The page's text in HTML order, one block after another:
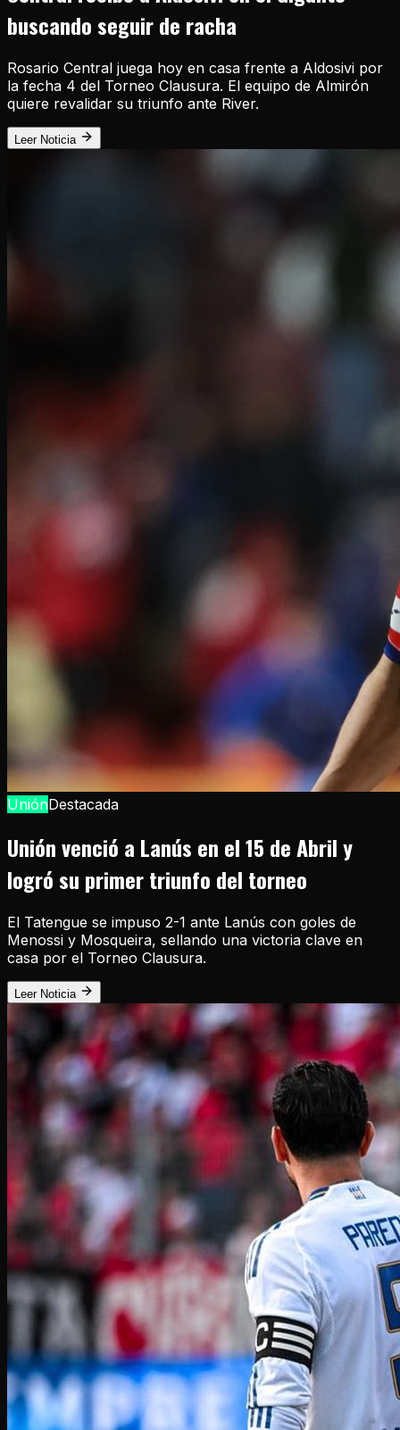
buscando seguir de racha
Rosario Central juega hoy en casa frente a Aldosivi por
la fecha 4 del Torneo Clausura. El equipo de Almirón
quiere revalidar su triunfo ante River.
Leer Noticia
UniónDestacada
Unión venció a Lanús en el 15 de Abril y
logró su primer triunfo del torneo
El Tatengue se impuso 2-1 ante Lanús con goles de
Menossi y Mosqueira, sellando una victoria clave en
casa por el Torneo Clausura.
Leer Noticia